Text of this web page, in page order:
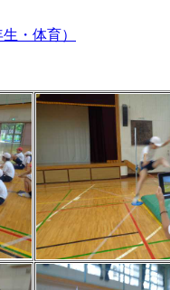
・体育）